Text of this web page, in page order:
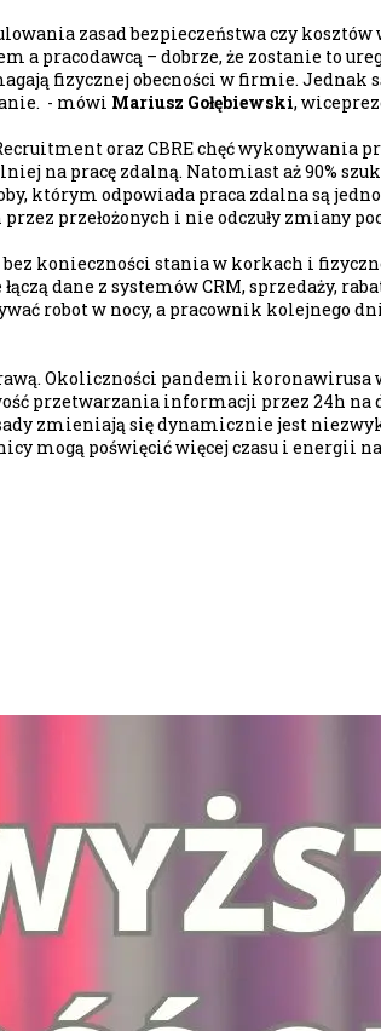
zasad bezpieczeństwa czy
pracodawcą – dobrze, że zostanie to
fizycznej obecności w firmie. Jednak
- mówi Mariusz Gołębiewski,
oraz CBRE chęć wykonywania
na pracę zdalną. Natomiast aż 90%
którym odpowiada praca zdalna są
przełożonych i nie odczuły zmiany
konieczności stania w korkach i
dane z systemów CRM, sprzedaży,
robot w nocy, a pracownik kolejnego
Okoliczności pandemii
przetwarzania informacji przez 24h na
zmieniają się dynamicznie jest
mogą poświęcić więcej czasu i energii